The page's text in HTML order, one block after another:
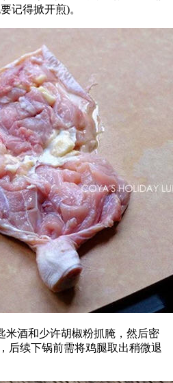
记得掀开煎)。
米酒和少许胡椒粉抓腌，然后密
后续下锅前需将鸡腿取出稍微退